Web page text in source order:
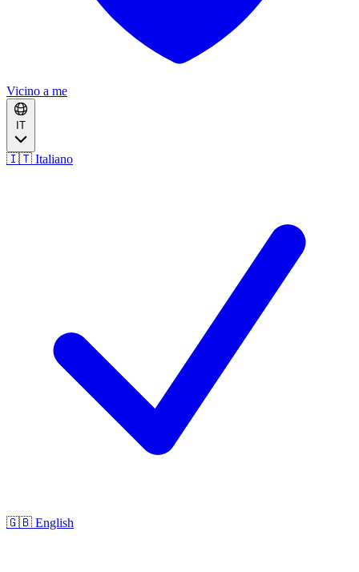
Vicino a me
IT
🇮🇹 Italiano
🇬🇧 English